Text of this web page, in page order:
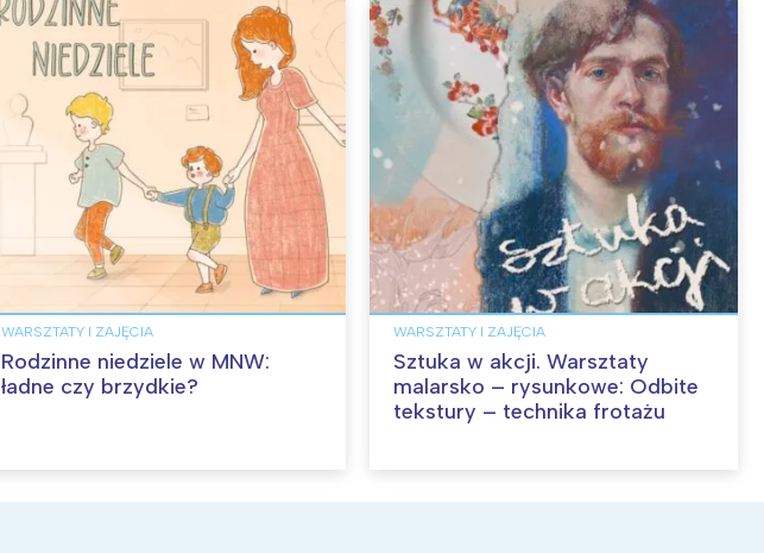
WARSZTATY I ZAJĘCIA
Rodzinne niedziele w MNW:
ładne czy brzydkie?
WARSZTATY I ZAJĘCIA
Sztuka w akcji. Warsztaty
malarsko – rysunkowe: Odbite
tekstury – technika frotażu